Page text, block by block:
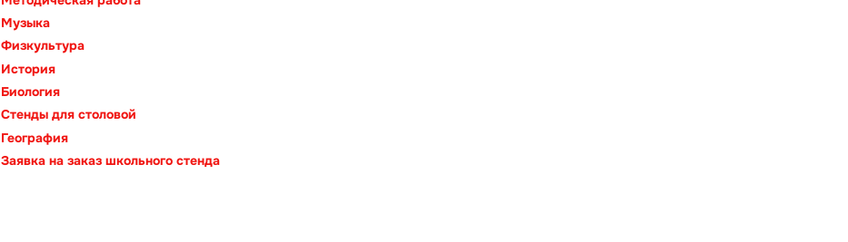
Музыка
Физкультура
История
Биология
Стенды для столовой
География
Заявка на заказ школьного стенда